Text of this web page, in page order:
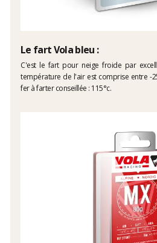
Le fart Vola bleu :
C'est le fart pour neige froide par
température de l'air est comprise entre -
fer à farter conseillée : 115°c.